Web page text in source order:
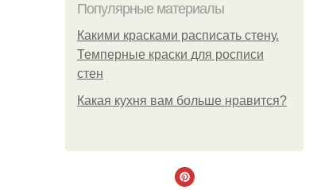
Популярные материалы
Какими красками расписать стену.
Темперные краски для росписи
стен
Какая кухня вам больше нравится?